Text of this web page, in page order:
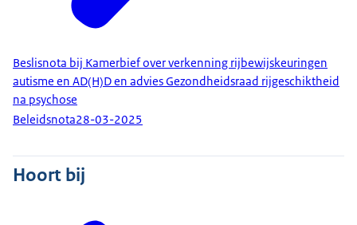
Beslisnota bij Kamerbief over verkenning rijbewijskeuringen
autisme en AD(H)D en advies Gezondheidsraad rijgeschiktheid
na psychose
Beleidsnota28-03-2025
Hoort bij